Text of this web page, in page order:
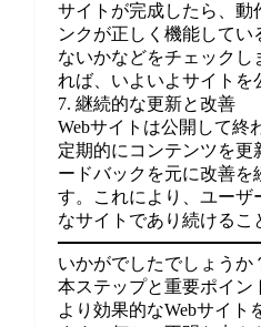
サイトが完成したら、動
ンクが正しく機能してい
ないかなどをチェックし
れば、いよいよサイトを
7. 継続的な更新と改善
Webサイトは公開して終
定期的にコンテンツを更
ードバックを元に改善を
す。これにより、ユーザ
なサイトであり続けるこ
いかがでしたでしょうか
本ステップと重要ポイン
より効果的なWebサイト